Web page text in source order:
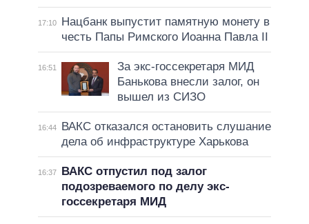
17:10
Нацбанк выпустит памятную монету в
честь Папы Римского Иоанна Павла II
16:51
За экс-госсекретаря МИД
Банькова внесли залог, он
вышел из СИЗО
16:44
ВАКС отказался остановить слушание
дела об инфраструктуре Харькова
16:37
ВАКС отпустил под залог
подозреваемого по делу экс-
госсекретаря МИД